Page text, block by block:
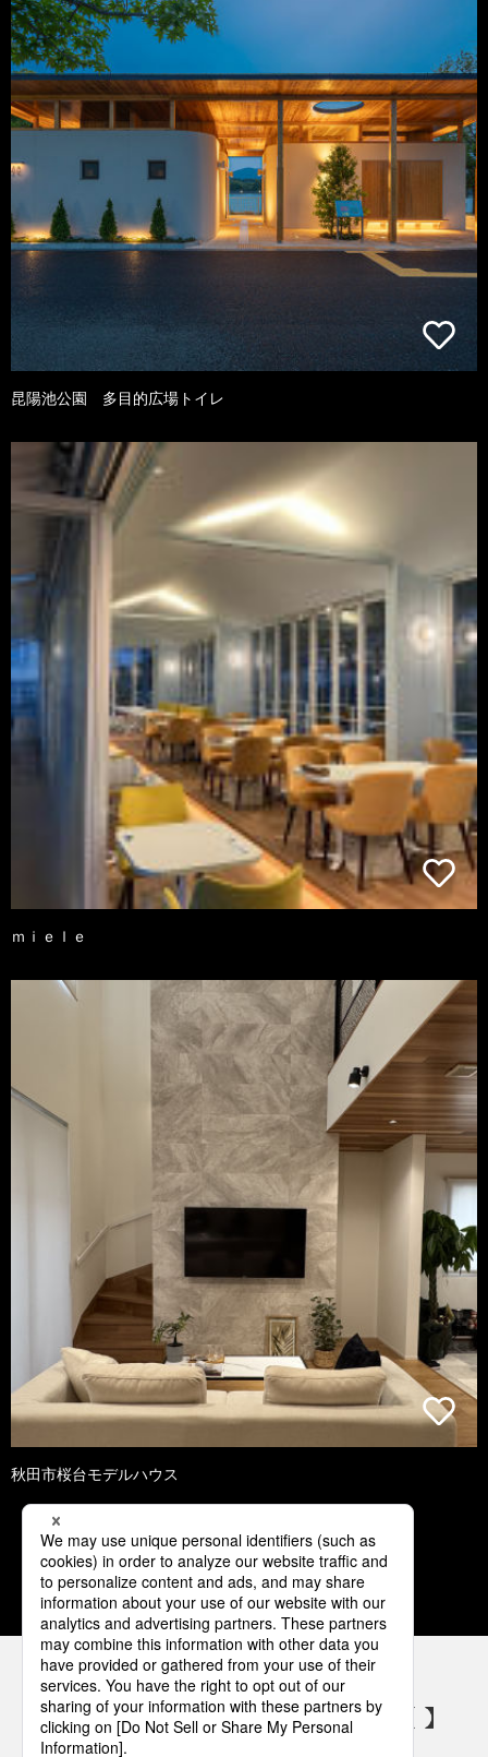
昆陽池公園 多目的広場トイレ
ｍｉｅｌｅ
秋田市桜台モデルハウス
1 2 3 4 5
パナソニックの電気設備 SNSアカウント